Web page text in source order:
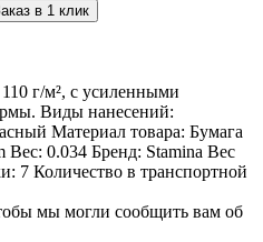
в 1 клик
г/м², с усиленными
Виды нанесений:
Материал товара: Бумага
Вес: 0.034 Бренд: Stamina Вес
7 Количество в транспортной
мы могли сообщить вам об